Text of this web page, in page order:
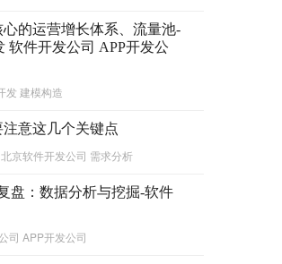
的运营增长体系、流量池-
软件开发公司 APP开发公
发 建模构造
意这几个关键点
京软件开发公司 需求分析
盘：数据分析与挖掘-软件
司 APP开发公司